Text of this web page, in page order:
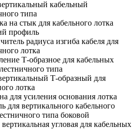
кабельный
типа
на стык для кабельного лотка
профиль
радиуса изгиба кабеля для
лотка
Т-образное для кабельных
типа
Т-образный для
лотка
для усиления основания лотка
для вертикального кабельного
типа боковой
угловая для кабельных